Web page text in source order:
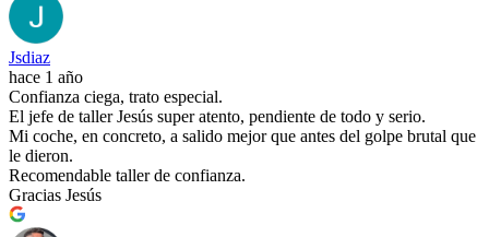
Jsdiaz
hace 1 año
Confianza ciega, trato especial.
El jefe de taller Jesús super atento, pendiente de todo y serio.
Mi coche, en concreto, a salido mejor que antes del golpe brutal que
le dieron.
Recomendable taller de confianza.
Gracias Jesús